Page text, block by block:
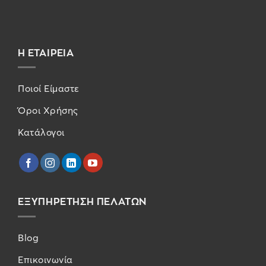
Η ΕΤΑΙΡΕΙΑ
Ποιοί Είμαστε
Όροι Χρήσης
Κατάλογοι
ΕΞΥΠΗΡΕΤΗΣΗ ΠΕΛΑΤΩΝ
Blog
Επικοινωνία